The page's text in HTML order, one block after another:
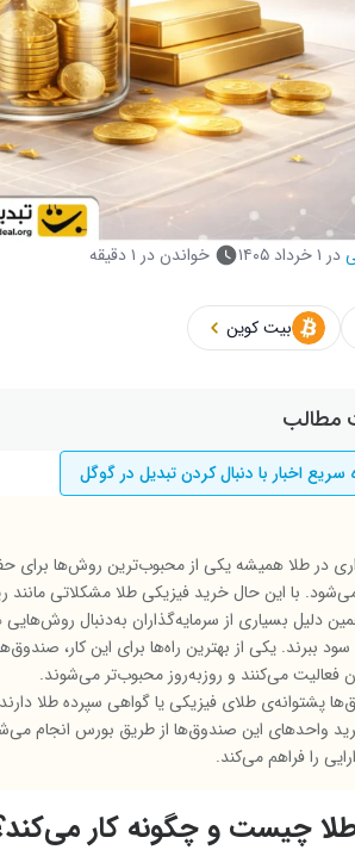
در ۱ خرداد ۱۴۰۵ خواندن در ۱ دقیقه
بیت کوین
مطالب
اخبار با دنبال کردن تبدیل در گوگل
در طلا همیشه یکی از محبوب‌ترین روش‌ها برای
با این حال خرید فیزیکی طلا مشکلاتی
دلیل بسیاری از سرمایه‌گذاران به‌دنبال
ببرند. یکی از بهترین راه‌ها برای این کار،
فعالیت می‌کنند و روزبه‌روز محبوب‌تر می‌شوند.
پشتوانه‌ی طلای فیزیکی یا گواهی سپرده طلا
واحدهای این صندوق‌ها از طریق بورس انجام
را فراهم می‌کند.
چیست و چگونه کار